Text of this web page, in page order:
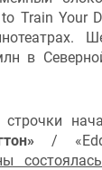
Train Your
в
/